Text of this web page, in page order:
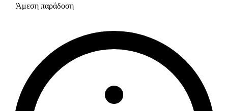
Άμεση παράδοση